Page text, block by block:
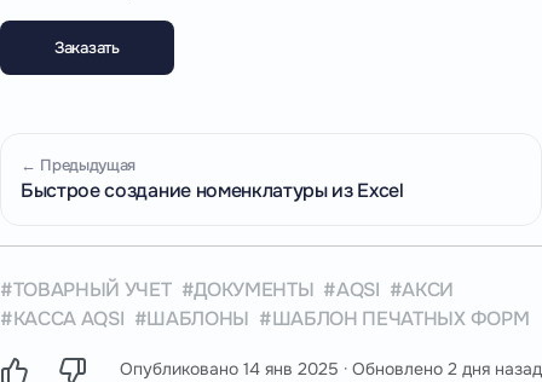
Заказать
← Предыдущая
Быстрое создание номенклатуры из Excel
ТОВАРНЫЙ УЧЕТ ДОКУМЕНТЫ AQSI
АКСИ
КАССА AQSI
ШАБЛОНЫ ШАБЛОН ПЕЧАТНЫХ ФОРМ
Опубликовано 14 янв 2025 · Обновлено 2 дня назад